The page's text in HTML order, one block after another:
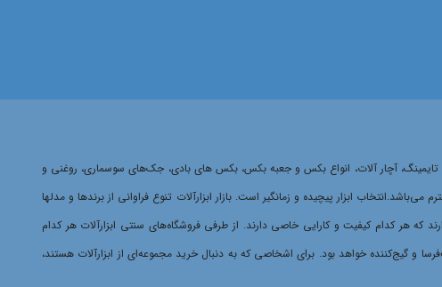
تنظیم تایمینگ، آچار آلات، انواع بکس و جعبه بکس، بکس های بادی، جک‌های سوسماری، روغنی و
ابزار پیچیده و زمانگیر است. بازار ابزارآلات تنوع فراوانی از برندها و مدلها
که هر کدام کیفیت و کارایی خاصی دارند. از طرفی فروشگاه‌های سنتی ابزارآلات هر کدام
و گیج‌کننده خواهد بود. برای اشخاصی که به دنبال خرید مجموعه‌ای از ابزارآلات هستند،